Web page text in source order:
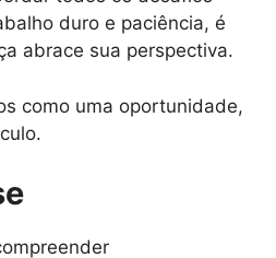
duro e paciência, é
abrace sua perspectiva.
como uma oportunidade,